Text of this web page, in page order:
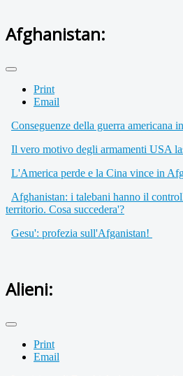
Afghanistan:
Print
Email
Conseguenze della guerra americana
Il vero motivo degli armamenti USA
L'America perde e la Cina vince in
Afghanistan: i talebani hanno il
territorio. Cosa succedera'?
Gesu': profezia sull'Afganistan!
Alieni:
Print
Email